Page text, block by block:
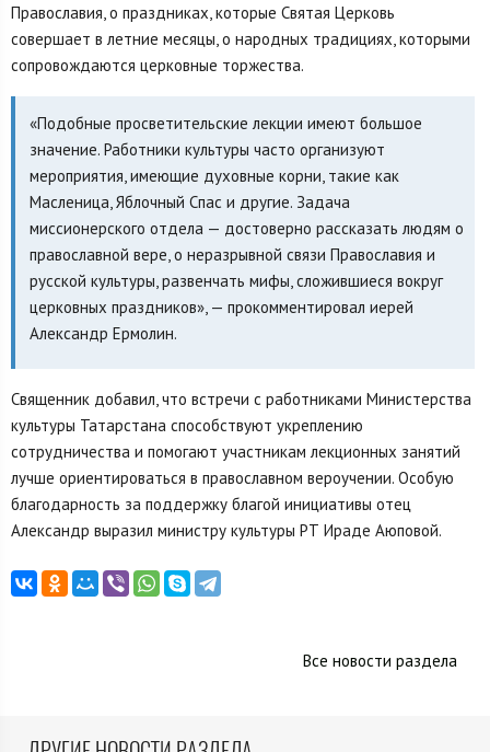
Православия, о праздниках, которые Святая Церковь
совершает в летние месяцы, о народных традициях, которыми
сопровождаются церковные торжества.
«Подобные просветительские лекции имеют большое
значение. Работники культуры часто организуют
мероприятия, имеющие духовные корни, такие как
Масленица, Яблочный Спас и другие. Задача
миссионерского отдела — достоверно рассказать людям о
православной вере, о неразрывной связи Православия и
русской культуры, развенчать мифы, сложившиеся вокруг
церковных праздников», — прокомментировал иерей
Александр Ермолин.
Священник добавил, что встречи с работниками Министерства
культуры Татарстана способствуют укреплению
сотрудничества и помогают участникам лекционных занятий
лучше ориентироваться в православном вероучении. Особую
благодарность за поддержку благой инициативы отец
Александр выразил министру культуры РТ Ираде Аюповой.
Все новости раздела